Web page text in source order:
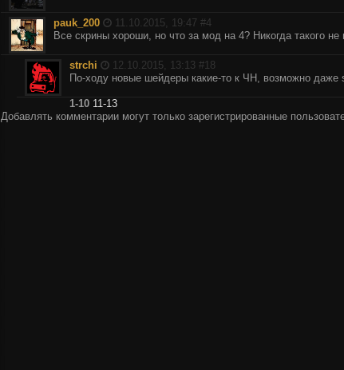
pauk_200 11.10.2015, 19:47 #4
Все скрины хороши, но что за мод на 4? Никогда такого
strchi 12.10.2015, 13:13 #18
По-ходу новые шейдеры какие-то к ЧН, возможно даже
1-10 11-13
Добавлять комментарии могут только зарегистрированные